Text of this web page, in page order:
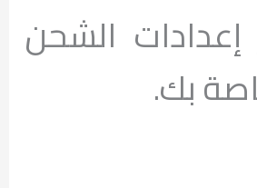
إعدادات الشحن
بك.